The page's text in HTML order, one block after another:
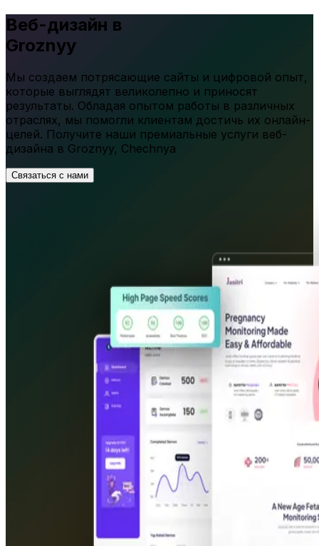
Веб-дизайн в
Groznyy
Мы создаем потрясающие сайты и цифровой опыт,
которые выглядят великолепно и приносят
результаты. Обладая опытом работы в различных
отраслях, мы помогли клиентам достичь их онлайн-
целей. Получите наши премиальные услуги веб-
дизайна в Groznyy, Chechnya
Связаться с нами